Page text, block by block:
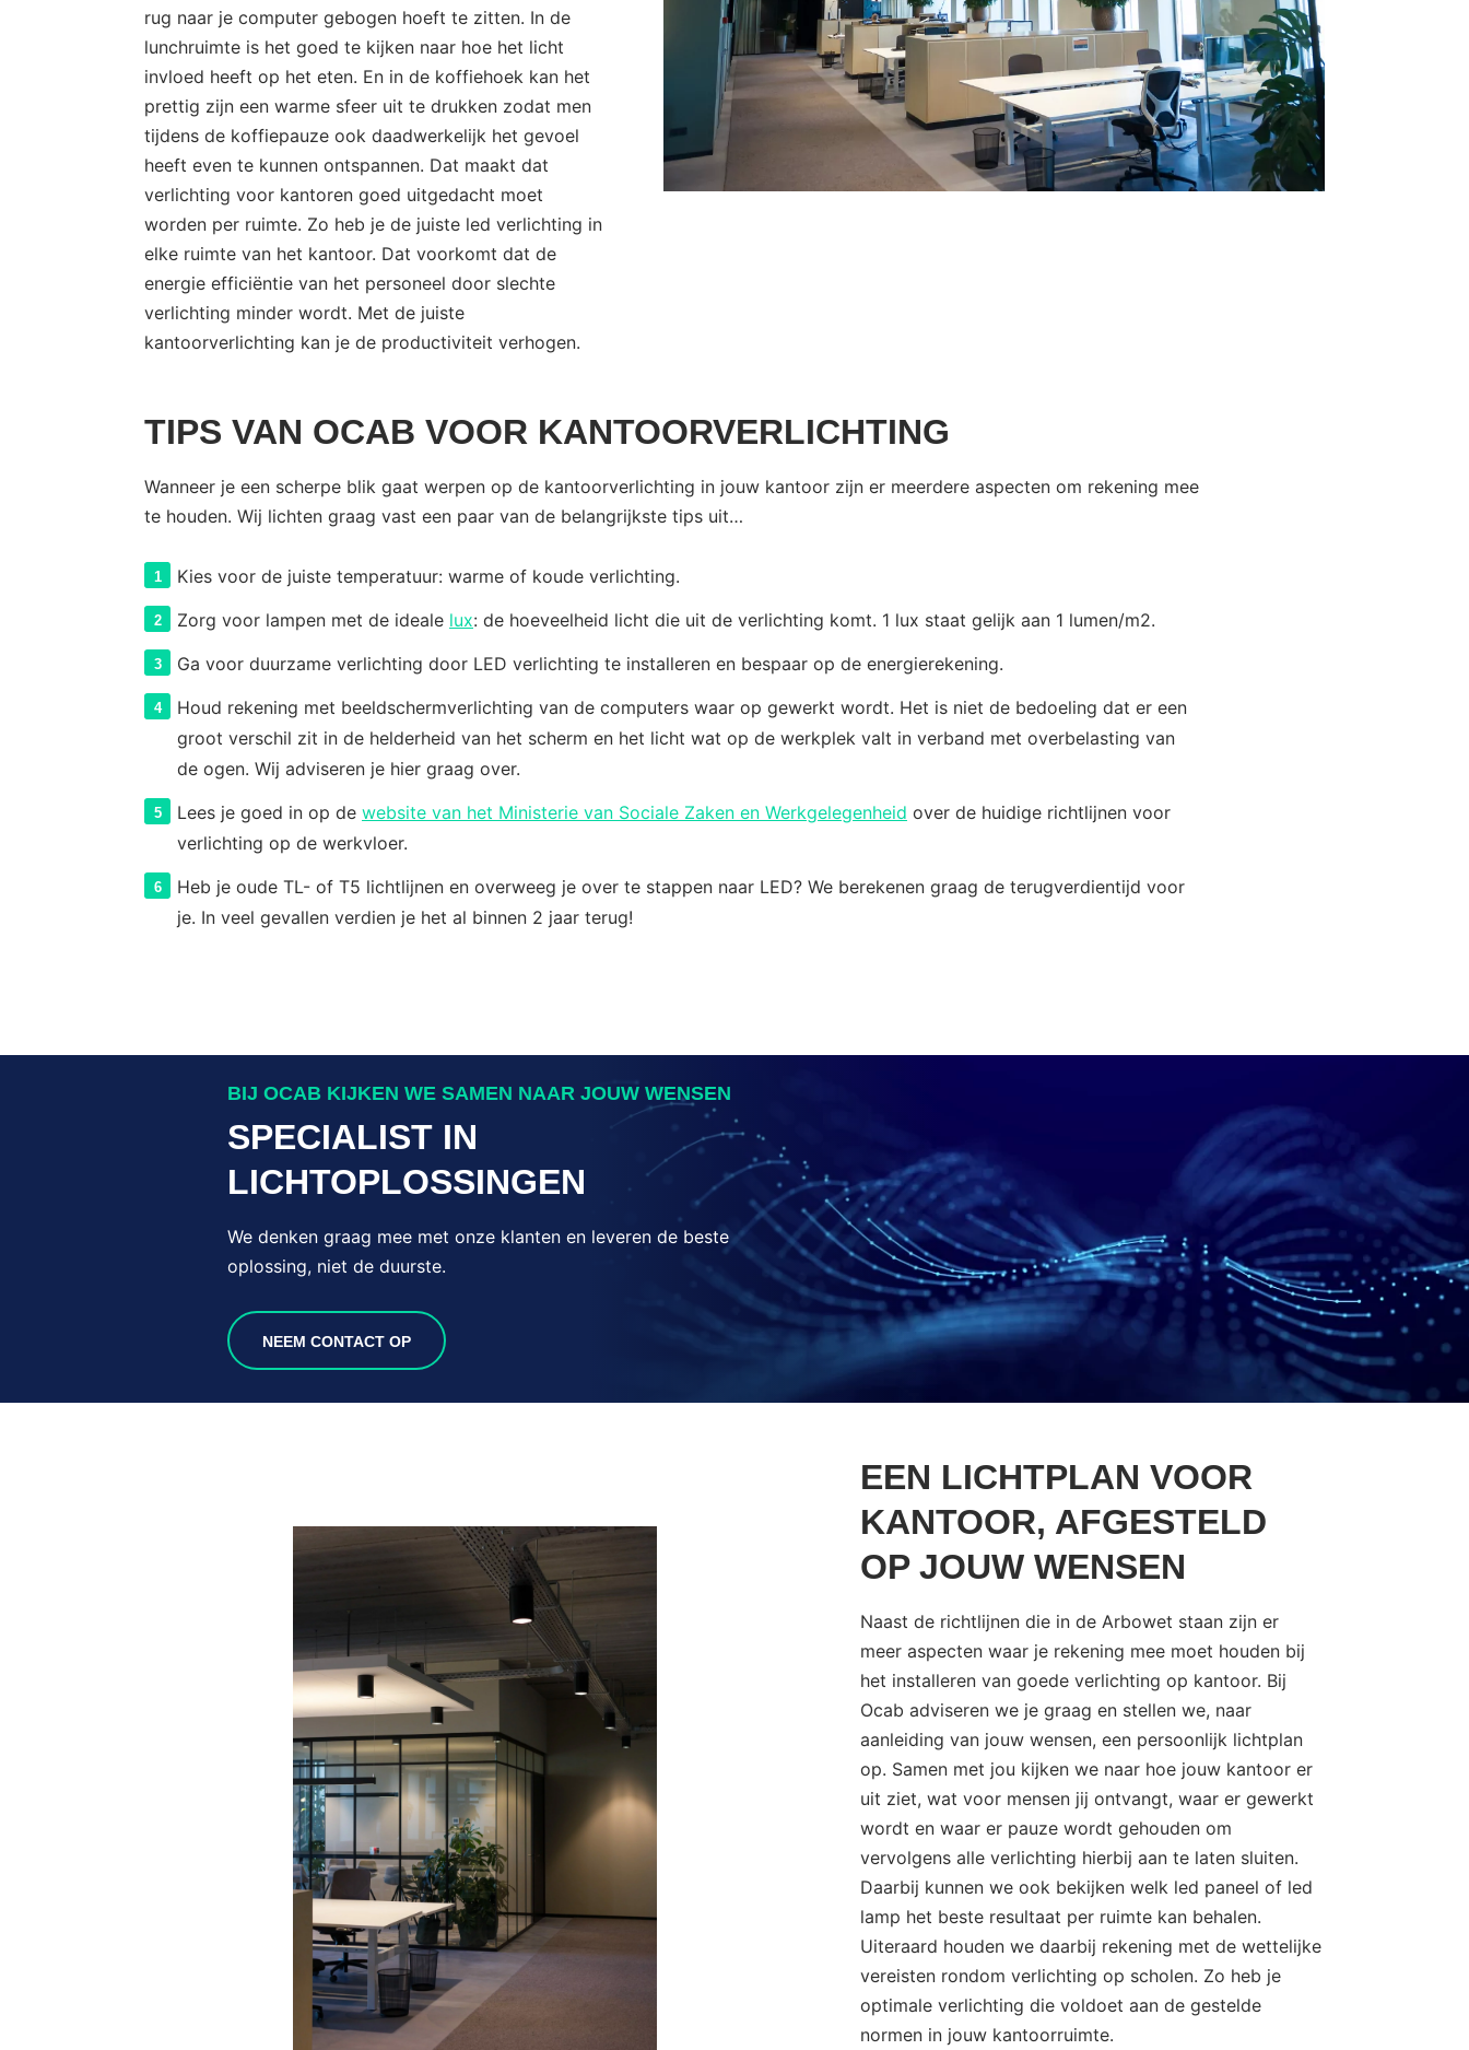
rug naar je computer gebogen hoeft te zitten. In de
lunchruimte is het goed te kijken naar hoe het licht
invloed heeft op het eten. En in de koffiehoek kan het
prettig zijn een warme sfeer uit te drukken zodat men
tijdens de koffiepauze ook daadwerkelijk het gevoel
heeft even te kunnen ontspannen. Dat maakt dat
verlichting voor kantoren goed uitgedacht moet
worden per ruimte. Zo heb je de juiste led verlichting in
elke ruimte van het kantoor. Dat voorkomt dat de
energie efficiëntie van het personeel door slechte
verlichting minder wordt. Met de juiste
kantoorverlichting kan je de productiviteit verhogen.
TIPS VAN OCAB VOOR KANTOORVERLICHTING
Wanneer je een scherpe blik gaat werpen op de kantoorverlichting in jouw kantoor zijn er meerdere aspecten om rekening mee
te houden. Wij lichten graag vast een paar van de belangrijkste tips uit…
Kies voor de juiste temperatuur: warme of koude verlichting.
Zorg voor lampen met de ideale lux: de hoeveelheid licht die uit de verlichting komt. 1 lux staat gelijk aan 1 lumen/m2.
Ga voor duurzame verlichting door LED verlichting te installeren en bespaar op de energierekening.
Houd rekening met beeldschermverlichting van de computers waar op gewerkt wordt. Het is niet de bedoeling dat er een
groot verschil zit in de helderheid van het scherm en het licht wat op de werkplek valt in verband met overbelasting van
de ogen. Wij adviseren je hier graag over.
Lees je goed in op de website van het Ministerie van Sociale Zaken en Werkgelegenheid over de huidige richtlijnen voor
verlichting op de werkvloer.
Heb je oude TL- of T5 lichtlijnen en overweeg je over te stappen naar LED? We berekenen graag de terugverdientijd voor
je. In veel gevallen verdien je het al binnen 2 jaar terug!
BIJ OCAB KIJKEN WE SAMEN NAAR JOUW WENSEN
SPECIALIST IN
LICHTOPLOSSINGEN
We denken graag mee met onze klanten en leveren de beste
oplossing, niet de duurste.
NEEM CONTACT OP
EEN LICHTPLAN VOOR
KANTOOR, AFGESTELD
OP JOUW WENSEN
Naast de richtlijnen die in de Arbowet staan zijn er
meer aspecten waar je rekening mee moet houden bij
het installeren van goede verlichting op kantoor. Bij
Ocab adviseren we je graag en stellen we, naar
aanleiding van jouw wensen, een persoonlijk lichtplan
op. Samen met jou kijken we naar hoe jouw kantoor er
uit ziet, wat voor mensen jij ontvangt, waar er gewerkt
wordt en waar er pauze wordt gehouden om
vervolgens alle verlichting hierbij aan te laten sluiten.
Daarbij kunnen we ook bekijken welk led paneel of led
lamp het beste resultaat per ruimte kan behalen.
Uiteraard houden we daarbij rekening met de wettelijke
vereisten rondom verlichting op scholen. Zo heb je
optimale verlichting die voldoet aan de gestelde
normen in jouw kantoorruimte.